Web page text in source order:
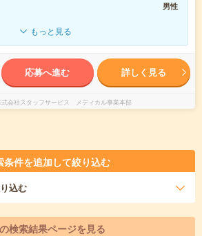
男性
もっと見る
応募へ進む 詳しく見る
式会社スタッフサービス メディカル事業本部
条件を追加して絞り込む
込む
検索結果ページを見る